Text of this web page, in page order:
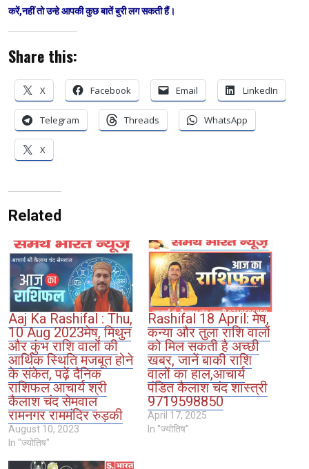
करें,नहीं तो उन्हे आपकी कुछ बातें बुरी लग सकती हैं।
Share this:
X Facebook Email LinkedIn
Telegram Threads WhatsApp
X
Related
Aaj Ka Rashifal : Thu,
10 Aug 2023मेष, मिथुन
और कुंभ राशि वालों की
आर्थिक स्थिति मजबूत होने
के संकेत, पढ़ें दैनिक
राशिफल आचार्य श्री
कैलाश चंद सेमवाल
रामनगर राममंदिर रुड़की
August 10, 2023
In "ज्योतिष"
Rashifal 18 April: मेष,
कन्या और तुला राशि वालों
को मिल सकती है अच्छी
खबर, जानें बाकी राशि
वालों का हाल,आचार्य
पंडित कैलाश चंद शास्त्री
9719598850
April 17, 2025
In "ज्योतिष"